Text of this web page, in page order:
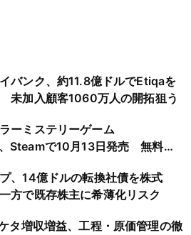
バンク、約11.8億ドルでEtiqaを
未加入顧客1060万人の開拓狙う
ーミステリーゲーム
Steamで10月13日発売 無料デ
、14億ドルの転換社債を株式
方で既存株主に希薄化リスク
タ増収増益、工程・原価管理の徹